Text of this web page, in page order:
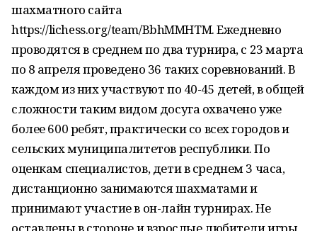
шахматного сайта
https://lichess.org/team/BbhMMHTM. Ежедневно
проводятся в среднем по два турнира, с 23 марта
по 8 апреля проведено 36 таких соревнований. В
каждом из них участвуют по 40-45 детей, в общей
сложности таким видом досуга охвачено уже
более 600 ребят, практически со всех городов и
сельских муниципалитетов республики. По
оценкам специалистов, дети в среднем 3 часа,
дистанционно занимаются шахматами и
принимают участие в он-лайн турнирах. Не